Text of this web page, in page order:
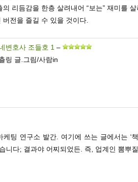
리듬감을 한층 살려내어 “보는” 재미를
전을 즐길 수 있을 것이다.
변호사 조들호 1 –
링 글.그림/사람in
팅 연구소 발간. 여기에 쓰는 글에서는 ‘
니다; 결과야 어찌되었든. 즉, 업계인 뽐뿌